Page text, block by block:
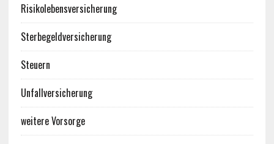
Risikolebensversicherung
Sterbegeldversicherung
Steuern
Unfallversicherung
weitere Vorsorge